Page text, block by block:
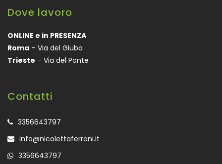
Dove lavoro
ONLINE e in PRESENZA
Roma – Via del Giuba
Trieste – Via del Ponte
Contatti
3356643797
info@nicolettaferroni.it
3356643797